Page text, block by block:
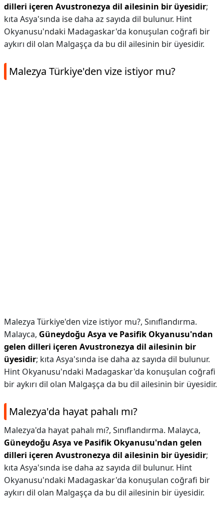
dilleri içeren Avustronezya dil ailesinin bir üyesidir;
kıta Asya'sında ise daha az sayıda dil bulunur. Hint
Okyanusu'ndaki Madagaskar'da konuşulan coğrafi bir
aykırı dil olan Malgaşça da bu dil ailesinin bir üyesidir.
Malezya Türkiye'den vize istiyor mu?
Malezya Türkiye'den vize istiyor mu?, Sınıflandırma.
Malayca, Güneydoğu Asya ve Pasifik Okyanusu'ndan
gelen dilleri içeren Avustronezya dil ailesinin bir
üyesidir; kıta Asya'sında ise daha az sayıda dil bulunur.
Hint Okyanusu'ndaki Madagaskar'da konuşulan coğrafi
bir aykırı dil olan Malgaşça da bu dil ailesinin bir üyesidir.
Malezya'da hayat pahalı mı?
Malezya'da hayat pahalı mı?, Sınıflandırma. Malayca,
Güneydoğu Asya ve Pasifik Okyanusu'ndan gelen
dilleri içeren Avustronezya dil ailesinin bir üyesidir;
kıta Asya'sında ise daha az sayıda dil bulunur. Hint
Okyanusu'ndaki Madagaskar'da konuşulan coğrafi bir
aykırı dil olan Malgaşça da bu dil ailesinin bir üyesidir.